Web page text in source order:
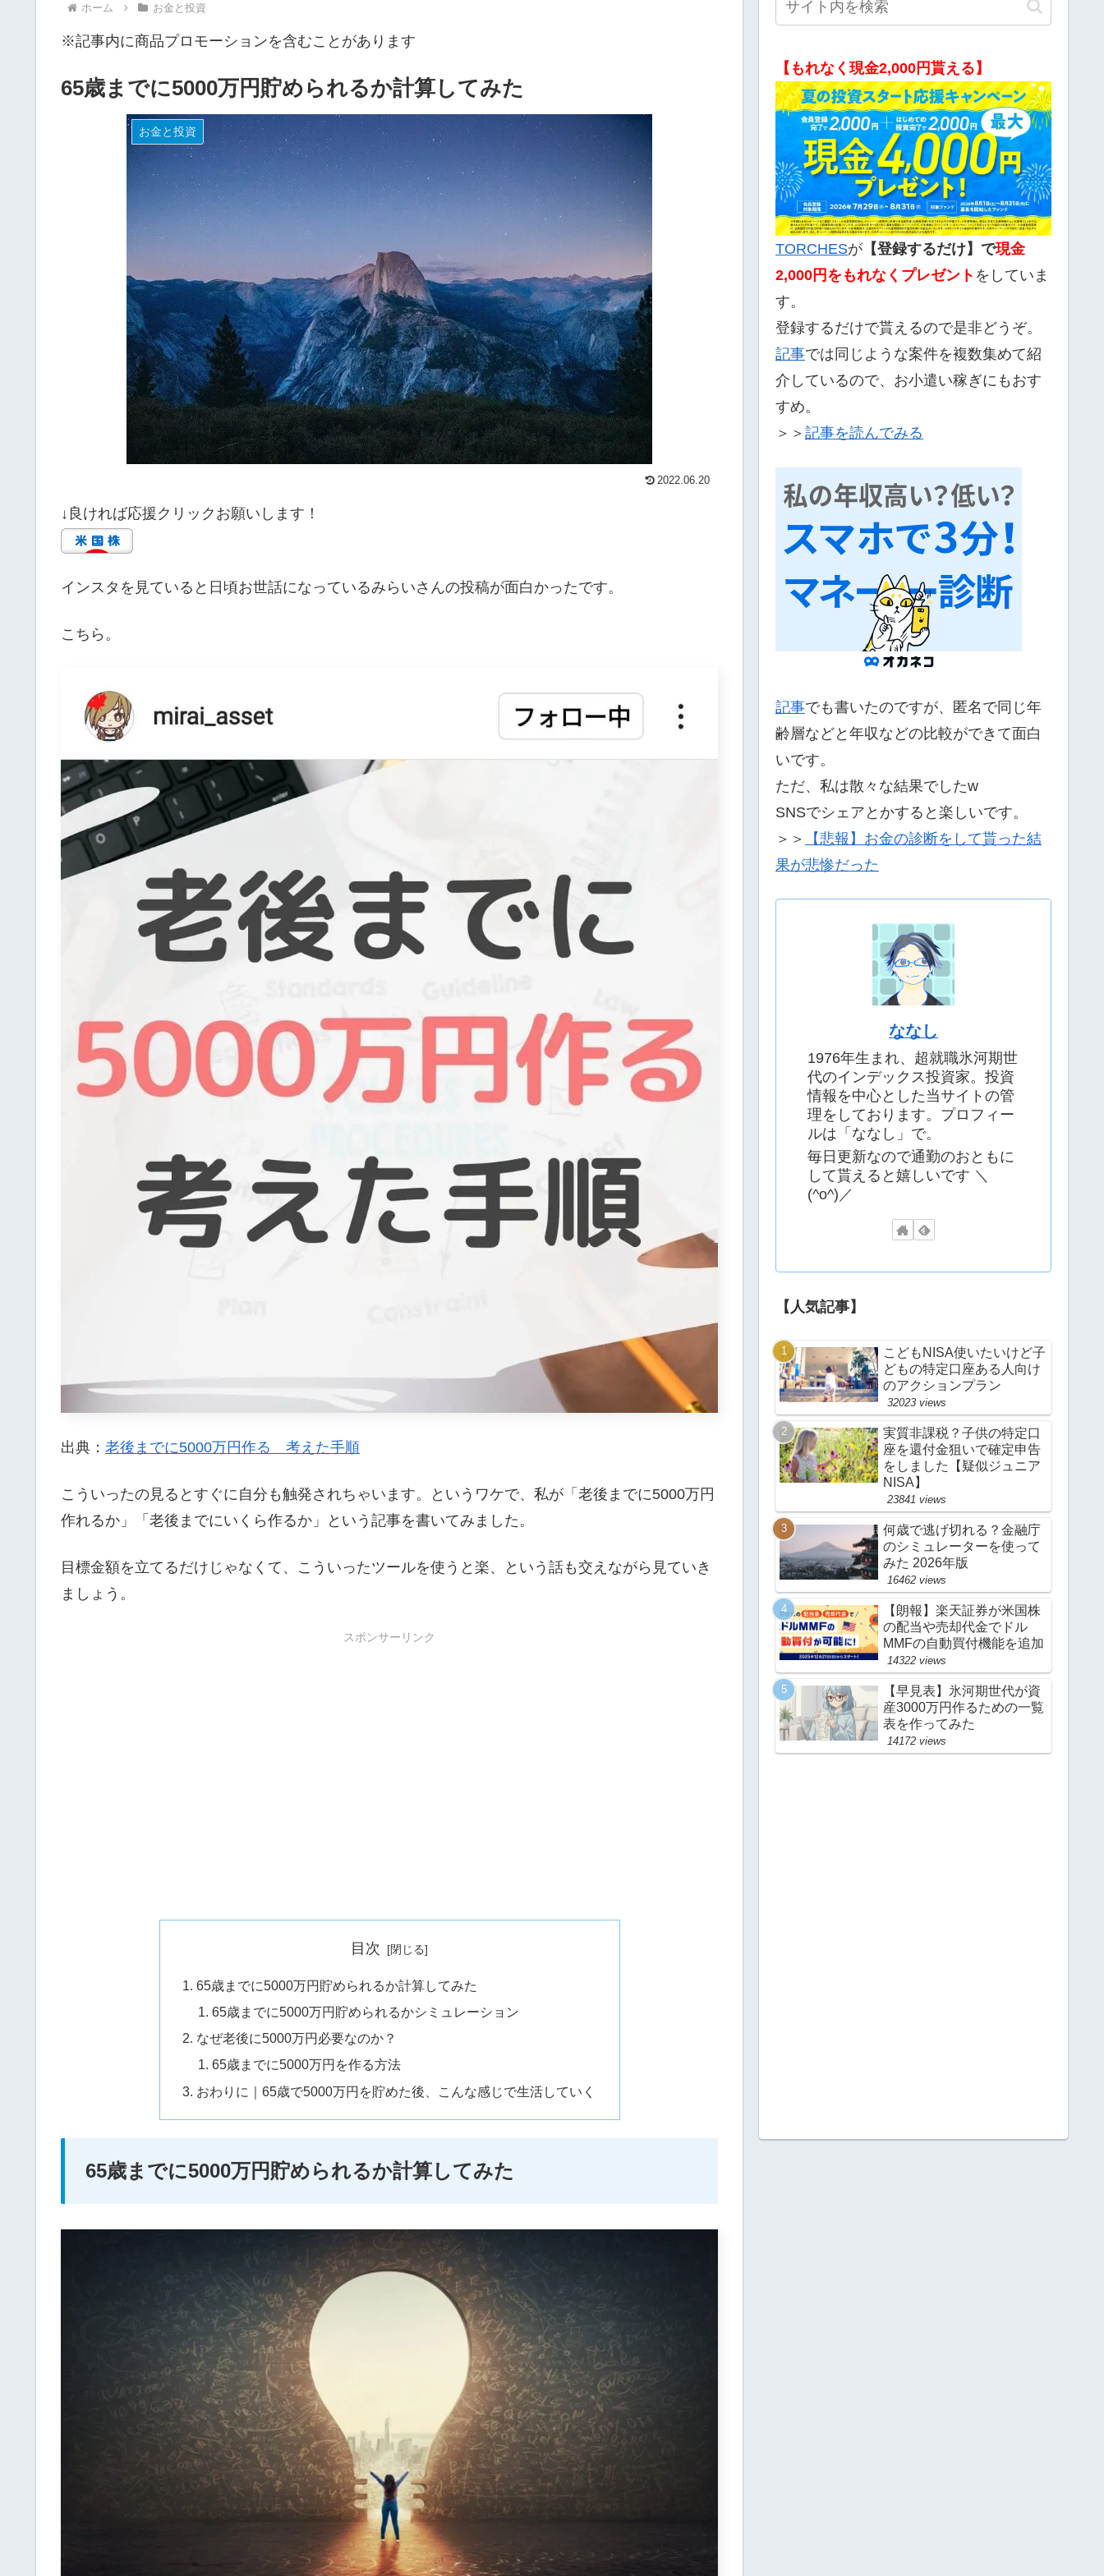
ホーム お金と投資
※記事内に商品プロモーションを含むことがあります
65歳までに5000万円貯められるか計算してみた
お金と投資
2022.06.20
↓良ければ応援クリックお願いします！
インスタを見ていると日頃お世話になっているみらいさんの投稿が面白かったです。
こちら。
出典： 老後までに5000万円作る 考えた手順
こういったの見るとすぐに自分も触発されちゃいます。というワケで、私が「老後までに5000万円
作れるか」「老後までにいくら作るか」という記事を書いてみました。
目標金額を立てるだけじゃなくて、こういったツールを使うと楽、という話も交えながら見ていき
ましょう。
スポンサーリンク
目次
65歳までに5000万円貯められるか計算してみた
65歳までに5000万円貯められるかシミュレーション
なぜ老後に5000万円必要なのか？
65歳までに5000万円を作る方法
おわりに｜65歳で5000万円を貯めた後、こんな感じで生活していく
65歳までに5000万円貯められるか計算してみた
【もれなく現金2,000円貰える】
TORCHESが 【登録するだけ】で現金
2,000 円をもれなくプレゼント をしていま
す。
登録するだけで貰えるので是非どうぞ。
記事では同じような案件を複数集めて紹
介しているので、お小遣い稼ぎにもおす
すめ。
＞＞ 記事を読んでみる
記事でも書いたのですが、匿名で同じ年
齢層などと年収などの比較ができて面白
いです。
ただ、私は散々な結果でしたw
SNSでシェアとかすると楽しいです。
＞＞
【悲報】お金の診断をして貰った結
果が悲惨だった
ななし
1976年生まれ、超就職氷河期世
代のインデックス投資家。投資
情報を中心とした当サイトの管
理をしております。プロフィー
ルは「ななし」で。
毎日更新なので通勤のおともに
して貰えると嬉しいです ＼
(^o^)／
【人気記事】
こどもNISA使いたいけど子
どもの特定口座ある人向け
のアクションプラン
32023 views
実質非課税？子供の特定口
座を還付金狙いで確定申告
をしました【疑似ジュニア
NISA】
23841 views
何歳で逃げ切れる？金融庁
のシミュレーターを使って
みた 2026年版
16462 views
【朗報】楽天証券が米国株
の配当や売却代金でドル
MMFの自動買付機能を追加
14322 views
【早見表】氷河期世代が資
産3000万円作るための一覧
表を作ってみた
14172 views